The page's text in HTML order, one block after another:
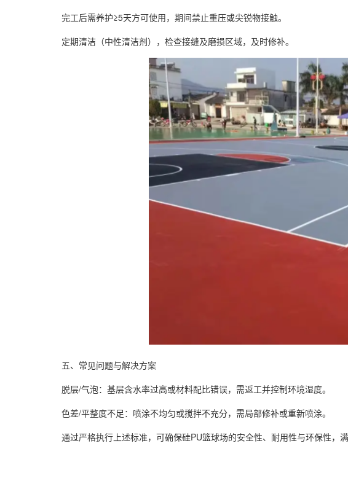
完工后需养护≥5天方可使用，期间禁止重压或尖锐物接触。
定期清洁（中性清洁剂），检查接缝及磨损区域，及时修补。
五、常见问题与解决方案
脱层/气泡：基层含水率过高或材料配比错误，需返工并控制环境湿度。
色差/平整度不足：喷涂不均匀或搅拌不充分，需局部修补或重新喷涂。
通过严格执行上述标准，可确保硅PU篮球场的安全性、耐用性与环保性，满